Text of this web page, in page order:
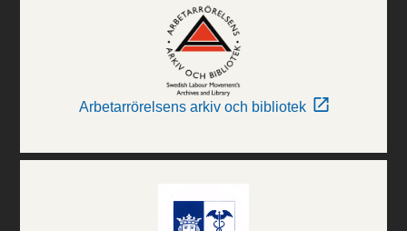
Arbetarrörelsens arkiv och bibliotek